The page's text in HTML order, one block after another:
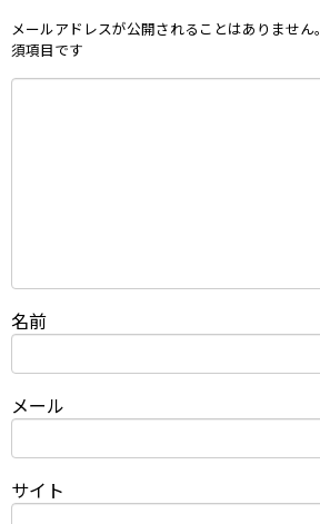
メールアドレスが公開されることはありません。
須項目です
名前
メール
サイト